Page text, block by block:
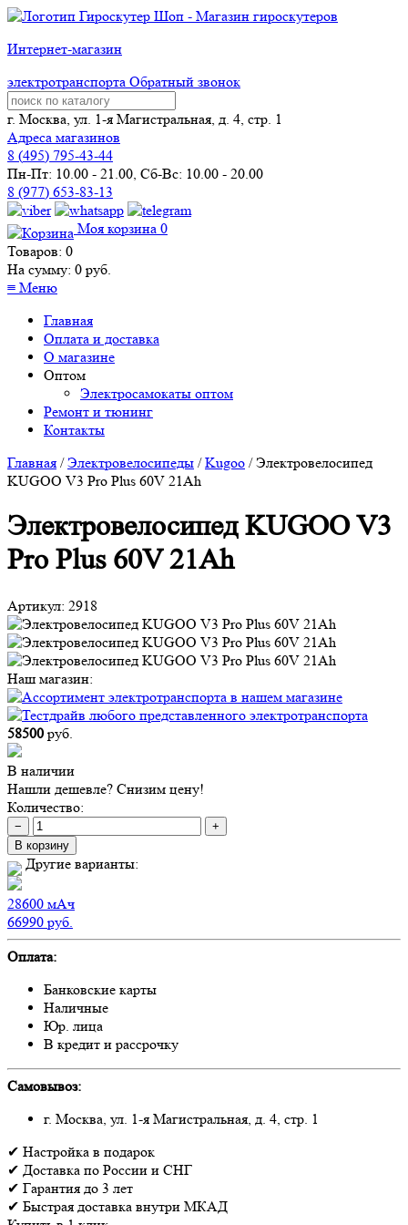
Интернет-магазин
электротранспорта Обратный звонок
г. Москва, ул. 1-я Магистральная, д. 4, стр. 1
Адреса магазинов
8 (495) 795-43-44
Пн-Пт: 10.00 - 21.00, Сб-Вс: 10.00 - 20.00
8 (977) 653-83-13
Моя корзина 0
Товаров: 0
На сумму: 0 руб.
≡ Меню
Главная
Оплата и доставка
О магазине
Оптом
Электросамокаты оптом
Ремонт и тюнинг
Контакты
Главная /Электровелосипеды /Kugoo /Электровелосипед
KUGOO V3 Pro Plus 60V 21Ah
Электровелосипед KUGOO V3
Pro Plus 60V 21Ah
Артикул: 2918
Наш магазин:
58500 руб.
В наличии
Нашли дешевле? Снизим цену!
Количество:
−
+
В корзину
Другие варианты:
28600 мАч
66990 руб.
Оплата:
Банковские карты
Наличные
Юр. лица
В кредит и рассрочку
Самовывоз:
г. Москва, ул. 1-я Магистральная, д. 4, стр. 1
✔ Настройка в подарок
✔ Доставка по России и СНГ
✔ Гарантия до 3 лет
✔ Быстрая доставка внутри МКАД